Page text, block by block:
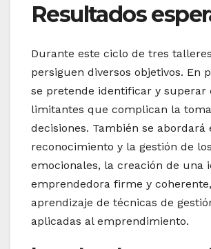
Resultados
Durante este ciclo de tres
persiguen diversos objetivos. En
se pretende identificar y superar
limitantes que complican la
decisiones. También se abordará
reconocimiento y la gestión de
emocionales, la creación de una
emprendedora firme y
aprendizaje de técnicas de
aplicadas al emprendimiento.